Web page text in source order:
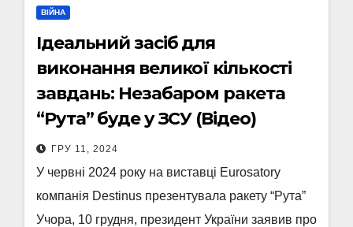
ВІЙНА
Ідеальний засіб для
виконання великої кількості
завдань: Незабаром ракета
“Рута” буде у ЗСУ (Відео)
ГРУ 11, 2024
У червні 2024 року на виставці Eurosatory
компанія Destinus презентувала ракету “Рута”
Учора, 10 грудня, президент України заявив про